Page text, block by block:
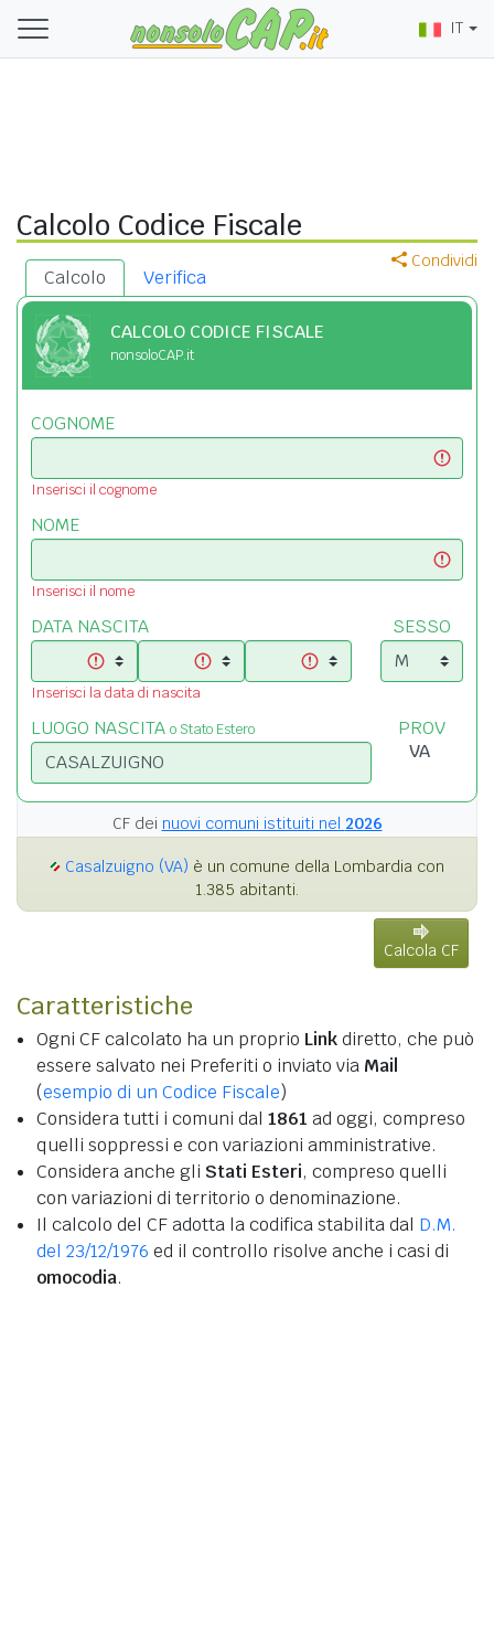
IT
Calcolo Codice Fiscale
Condividi
Calcolo Verifica
CALCOLO CODICE FISCALE
nonsoloCAP.it
COGNOME
Inserisci il cognome
NOME
Inserisci il nome
DATA NASCITA
Inserisci la data di nascita
SESSO
LUOGO NASCITA o Stato Estero PROV
CF dei nuovi comuni istituiti nel 2026
Casalzuigno (VA) è un comune della Lombardia con
1.385 abitanti.
Calcola CF
Caratteristiche
Ogni CF calcolato ha un proprio Linkdiretto, che può
essere salvato nei Preferiti o inviato via Mail
(esempio di un Codice Fiscale)
Considera tutti i comuni dal 1861 ad oggi, compreso
quelli soppressi e con variazioni amministrative.
Considera anche gli Stati Esteri, compreso quelli
con variazioni di territorio o denominazione.
Il calcolo del CF adotta la codifica stabilita dal D.M.
del 23/12/1976 ed il controllo risolve anche i casi di
omocodia.